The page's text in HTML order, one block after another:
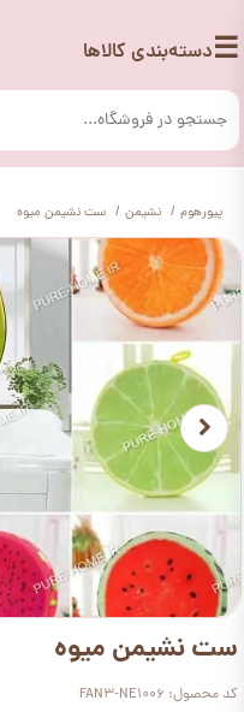
☰دسته‌بندی کالاها
پیورهوم نشیمن ست نشیمن میوه
ست نشیمن میوه
کد محصول: FAN3-NE1006